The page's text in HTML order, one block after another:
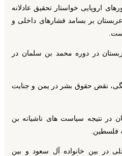
اروپایی خواستار تحقیق عادلانه
عربستان بر بسامد فشارهای داخلی و
در دوره محمد بن سلمان در
نقض حقوق بشر در یمن و جنایت
در نتیجه سیاست های ناشیانه بن
فلسطین.
در بین خانواده آل سعود و بین